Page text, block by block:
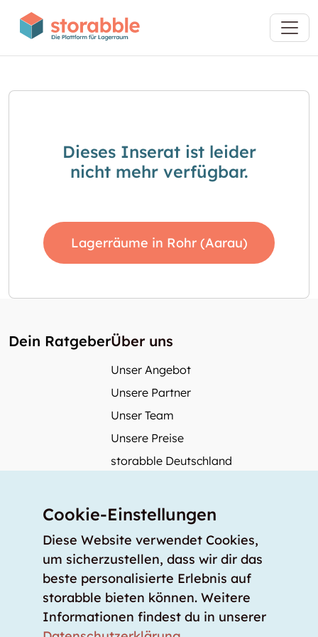
Dieses Inserat ist leider
nicht mehr verfügbar.
Lagerräume in Rohr (Aarau)
Dein RatgeberÜber uns
Unser Angebot
Unsere Partner
Unser Team
Unsere Preise
storabble Deutschland
Mehr über storabble
Medienbeiträge
Wie gross muss ein Lagerraum sein?
Was kostet ein Lagerraum?
Für Lageranbieter
Cookie-Einstellungen
Diese Website verwendet Cookies,
um sicherzustellen, dass wir dir das
beste personalisierte Erlebnis auf
storabble bieten können. Weitere
Informationen findest du in unserer